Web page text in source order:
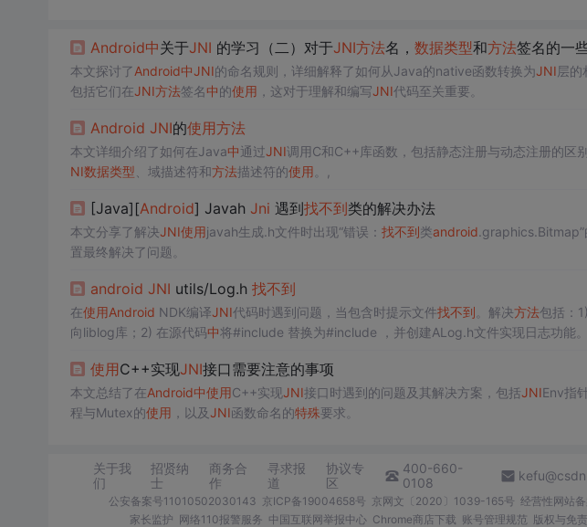
Android中关于JNI 的学习（二）对于JNI方法名， 数据类型和方法签名的一
本文探讨了Android中JNI的命名规则，详细解释了如何从Java的native函数转换为JNI层的
包括它们在JNI方法签名中的使用 ，这对于理解和编写JNI代码至关重要。
Android JNI的使用方法
本文详细介绍了如何在Java中通过JNI调用C和C++库函数，包括静态注册与动态注册的区
NI数据类型 、域描述符和方法描述符的使用
[Java][Android] Javah Jni 遇到找不到类的解决办法
本文分享了解决JNI使用javah生成.h文件时出现“错误： 找不到类android
置最终解决了问题。
android JNI utils/Log.h 找不到
在使用Android NDK编译JNI代码时遇到问题，当包含时提示文件找不到 。解决方法包括：
向liblog库；2) 在源代码中将#include 替换为#include ，并创建ALog.h文件实现日志功能。
使用C++实现JNI接口需要注意的事项
本文总结了在Android中使用C++实现JNI接口时遇到的问题及其解决方案，包括JNIEnv指
程与Mutex的使用 ，以及JNI函数命名的特殊要求。
关于我
们
招贤纳
士
商务合
作
寻求报
道
协议专
区
400-660-
0108
公安备案号11010502030143 京ICP备19004658号 京网文〔2020〕1039-165号 经营性网站
家长监护 网络110报警服务 中国互联网举报中心 Chrome商店下载 账号管理规范 版权与免